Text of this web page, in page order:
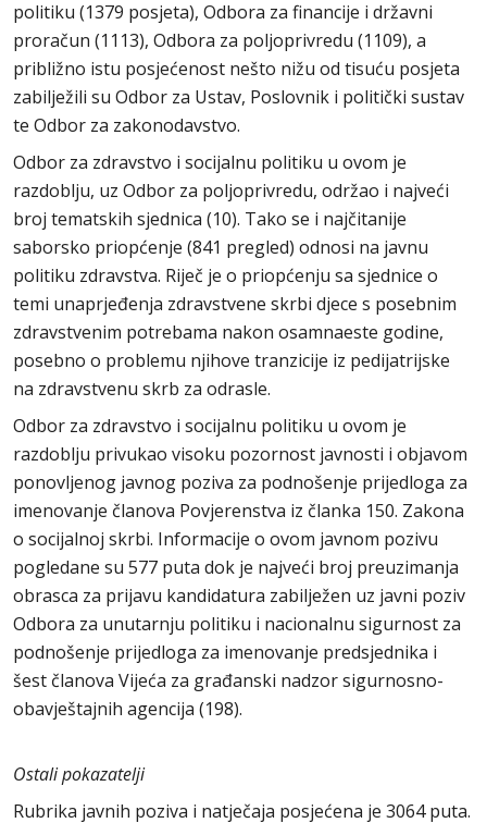
politiku (1379 posjeta), Odbora za financije i državni
proračun (1113), Odbora za poljoprivredu (1109), a
približno istu posjećenost nešto nižu od tisuću posjeta
zabilježili su Odbor za Ustav, Poslovnik i politički sustav
te Odbor za zakonodavstvo.
Odbor za zdravstvo i socijalnu politiku u ovom je
razdoblju, uz Odbor za poljoprivredu, održao i najveći
broj tematskih sjednica (10). Tako se i najčitanije
saborsko priopćenje (841 pregled) odnosi na javnu
politiku zdravstva. Riječ je o priopćenju sa sjednice o
temi unaprjeđenja zdravstvene skrbi djece s posebnim
zdravstvenim potrebama nakon osamnaeste godine,
posebno o problemu njihove tranzicije iz pedijatrijske
na zdravstvenu skrb za odrasle.
Odbor za zdravstvo i socijalnu politiku u ovom je
razdoblju privukao visoku pozornost javnosti i objavom
ponovljenog javnog poziva za podnošenje prijedloga za
imenovanje članova Povjerenstva iz članka 150. Zakona
o socijalnoj skrbi. Informacije o ovom javnom pozivu
pogledane su 577 puta dok je najveći broj preuzimanja
obrasca za prijavu kandidatura zabilježen uz javni poziv
Odbora za unutarnju politiku i nacionalnu sigurnost za
podnošenje prijedloga za imenovanje predsjednika i
šest članova Vijeća za građanski nadzor sigurnosno-
obavještajnih agencija (198).
Ostali pokazatelji
Rubrika javnih poziva i natječaja posjećena je 3064 puta.